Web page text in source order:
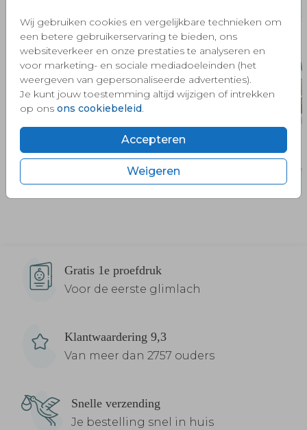
Wij gebruiken cookies en vergelijkbare technieken om
een betere gebruikerservaring te bieden, ons
websiteverkeer en onze prestaties te analyseren en
voor marketing- en sociale mediadoeleinden (het
weergeven van gepersonaliseerde advertenties).
Je kunt jouw toestemming altijd wijzigen of intrekken
op ons ons cookiebeleid
Accepteren
Weigeren
Gratis 1e proefdruk
Voor de eerste glimlach
Klantwaardering 9,3
Van meer dan 2757 ouders
Snelle verzending
Je bestelling snel in huis